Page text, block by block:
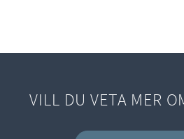
VILL DU VETA MER